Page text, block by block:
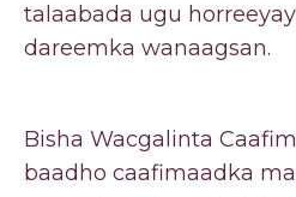
talaabada ugu
dareemka wanaagsan.
Bisha Wacgalinta
baadho caafimaadka